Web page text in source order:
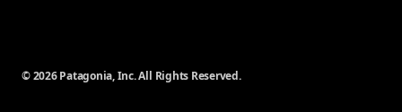
© 2026 Patagonia, Inc. All Rights Reserved.